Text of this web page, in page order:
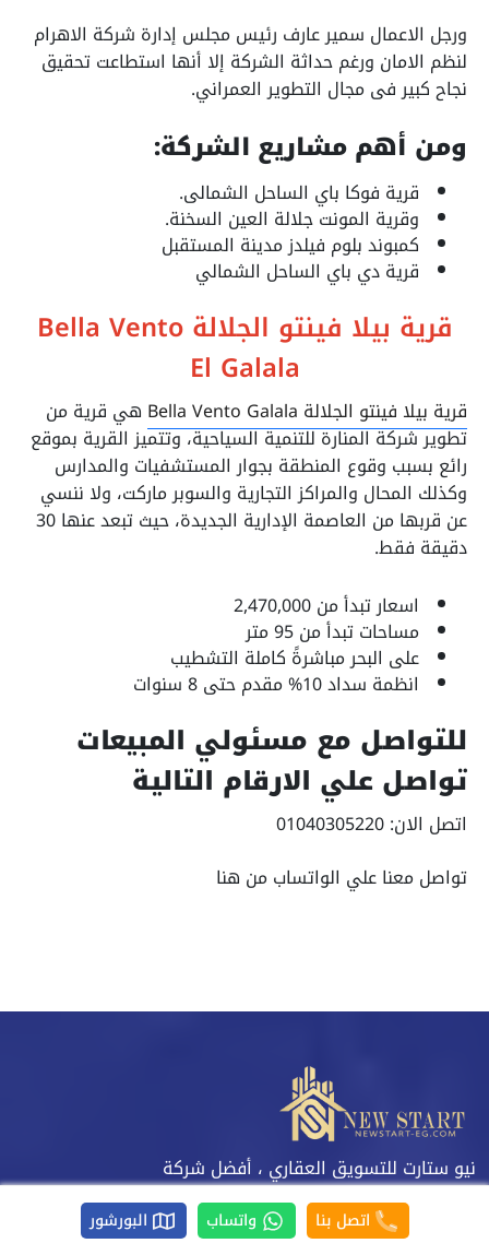
ورجل الاعمال سمير عارف رئيس مجلس إدارة شركة الاهرام
لنظم الامان ورغم حداثة الشركة إلا أنها استطاعت تحقيق
نجاح كبير فى مجال التطوير العمراني.
ومن أهم مشاريع الشركة:
قرية فوكا باي الساحل الشمالى.
وقرية المونت جلالة العين السخنة.
كمبوند بلوم فيلدز مدينة المستقبل
قرية دي باي الساحل الشمالي
قرية بيلا فينتو الجلالة Bella Vento
El Galala
قرية بيلا فينتو الجلالة Bella Vento Galala
هي قرية من
تطوير شركة المنارة للتنمية السياحية، وتتميز القرية بموقع
رائع بسبب وقوع المنطقة بجوار المستشفيات والمدارس
وكذلك المحال والمراكز التجارية والسوبر ماركت، ولا ننسي
عن قربها من العاصمة الإدارية الجديدة، حيث تبعد عنها 30
دقيقة فقط.
اسعار تبدأ من 2,470,000
مساحات تبدأ من 95 متر
على البحر مباشرةً كاملة التشطيب
انظمة سداد 10% مقدم حتى 8 سنوات
للتواصل مع مسئولي المبيعات
تواصل علي الارقام التالية
اتصل الان: 01040305220
تواصل معنا علي الواتساب من هنا
نيو ستارت للتسويق العقاري ، أفضل شركة
تسويق في مصر، عقارات للبيع في العاصمة
الادارية والعين السخنة والساحل الشمالي،
أفضل الأسعار وأنظمة دفع وتسهيلات.
اتصل بنا واتساب البورشور